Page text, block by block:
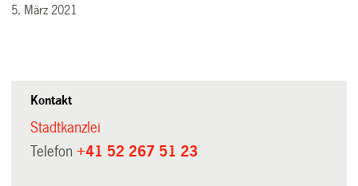
5. März 2021
Kontakt
Stadtkanzlei
Telefon+41 52 267 51 23